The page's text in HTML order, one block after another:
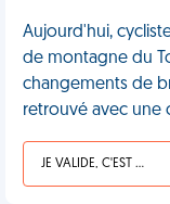
Aujourd'hui,
de montagne du
changements de
retrouvé avec une
JE VALIDE, C'EST UNE VDM